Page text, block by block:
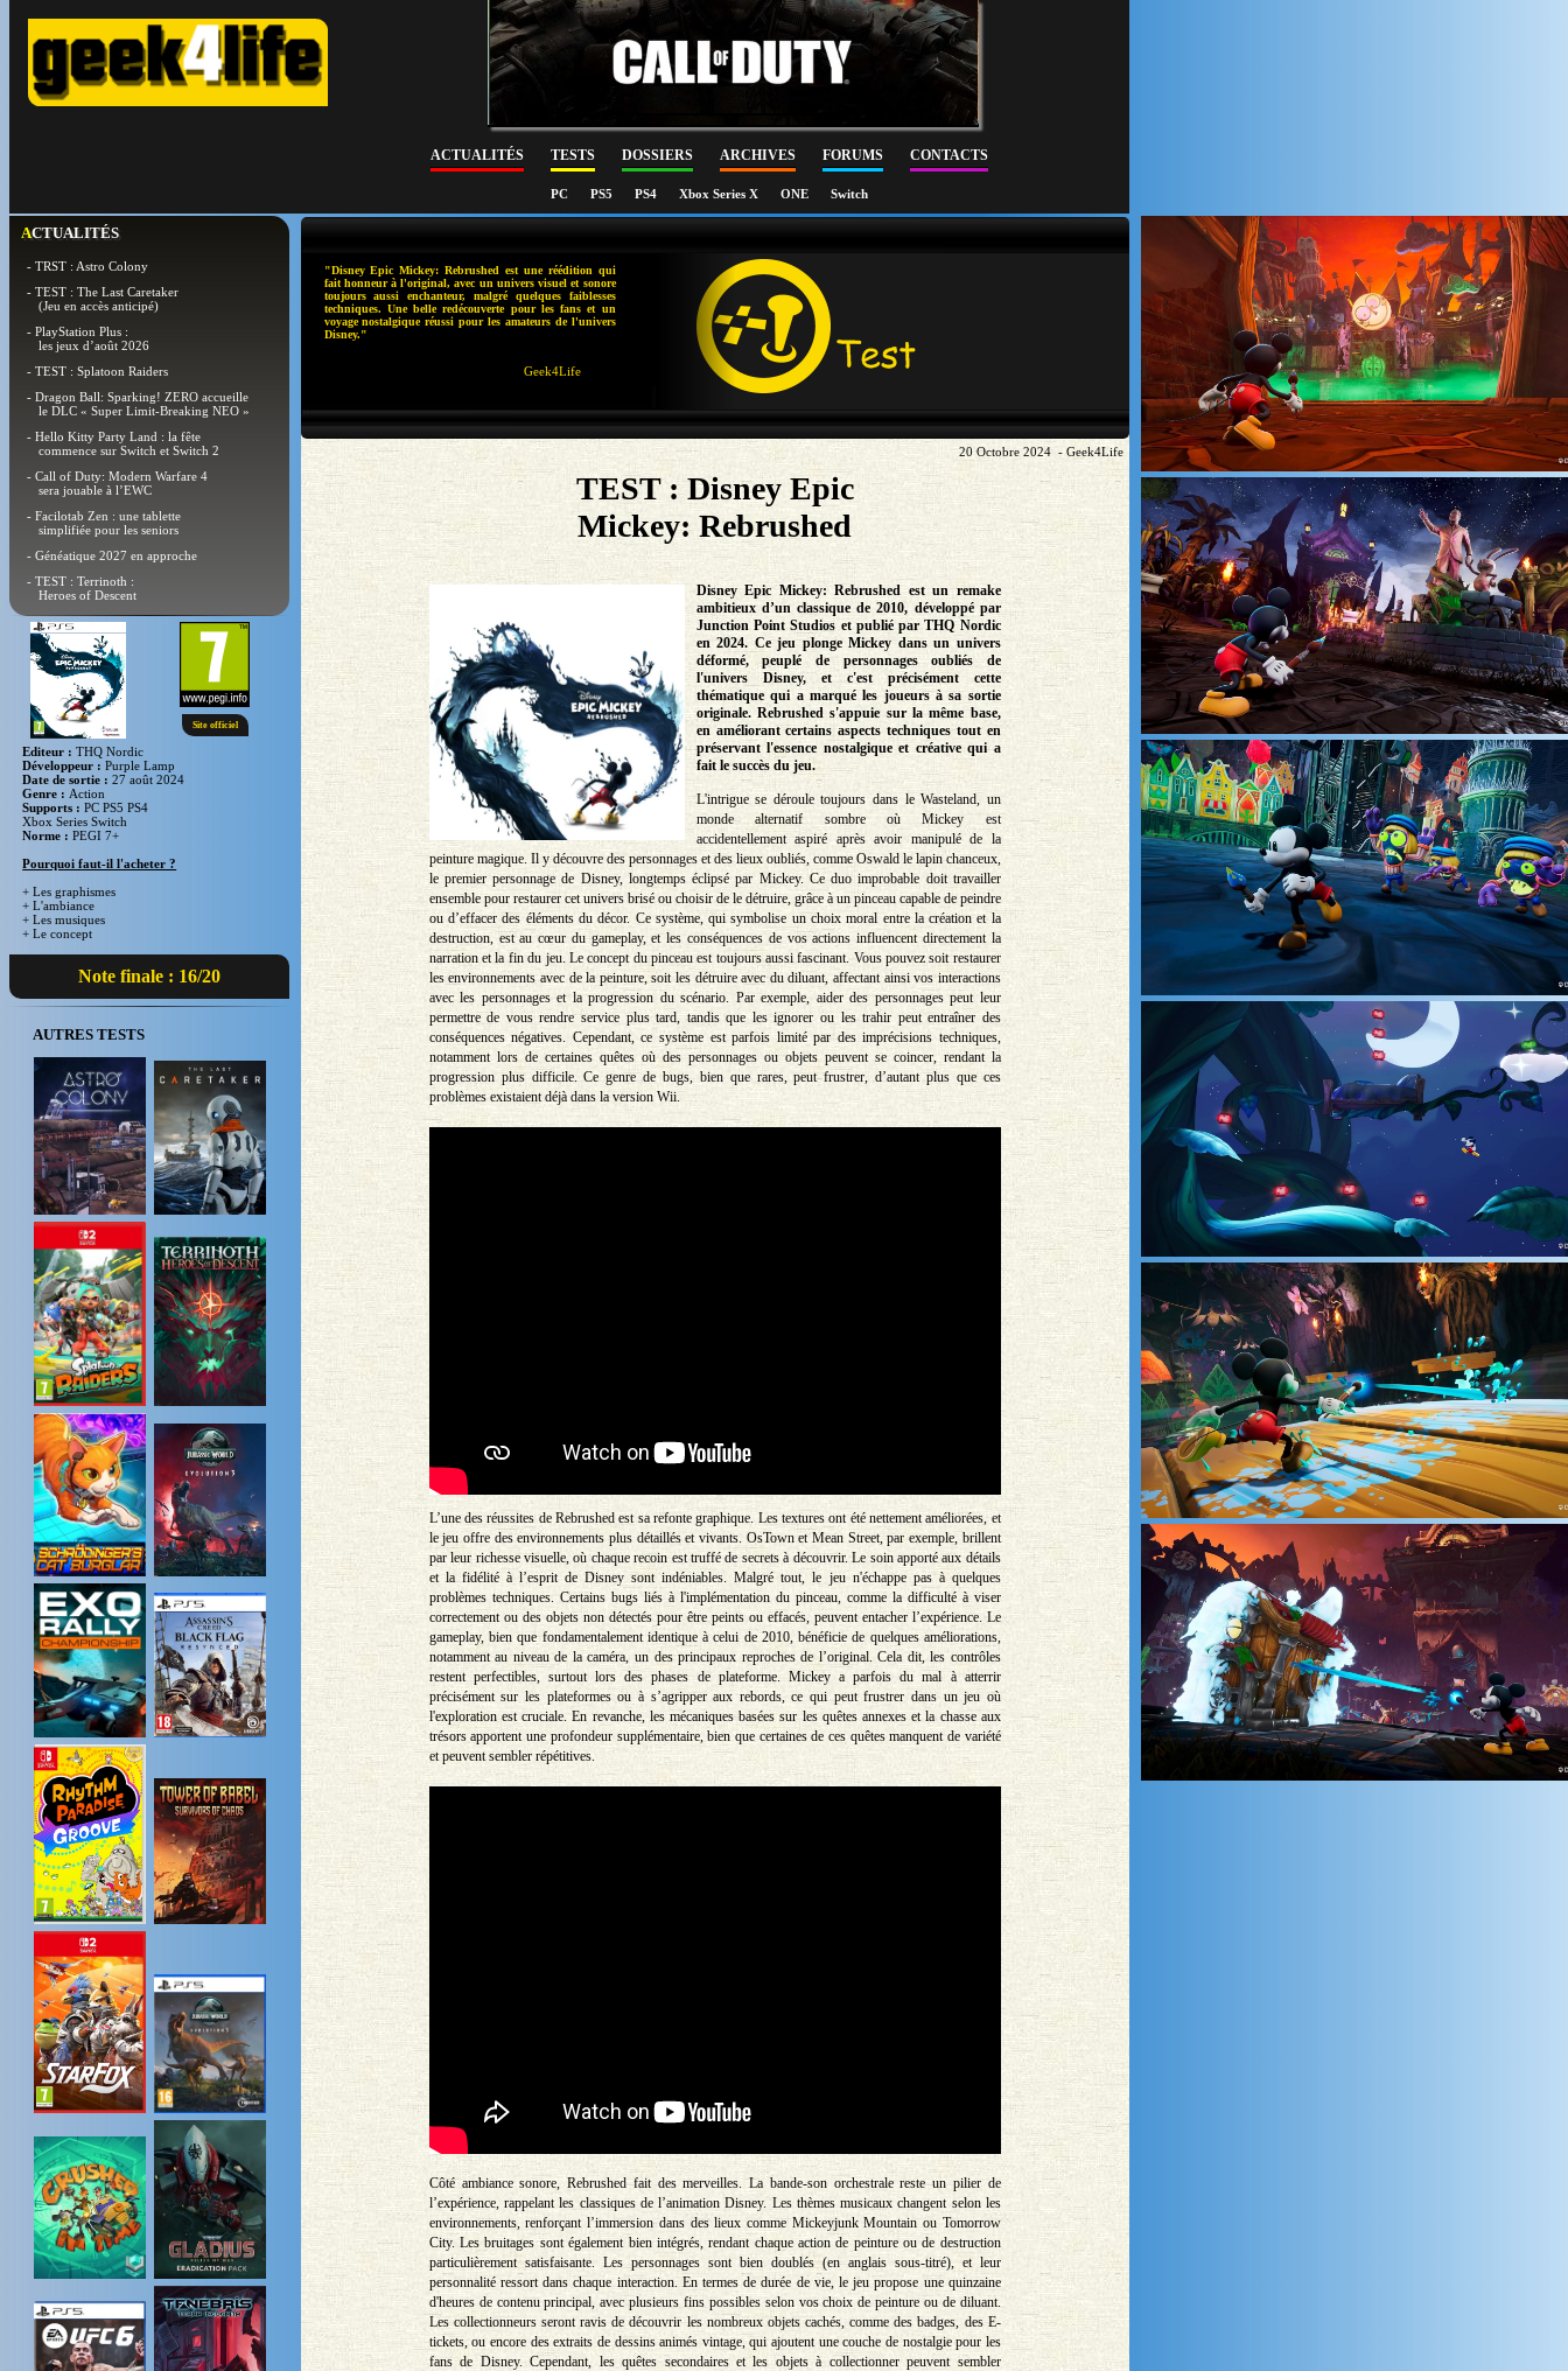
ACTUALITÉS TESTS DOSSIERS ARCHIVES FORUMS CONTACTS
PC PS5 PS4 Xbox Series X ONE Switch
ACTUALITÉS
- TRST : Astro Colony
- TEST : The Last Caretaker
(Jeu en accès anticipé)
- PlayStation Plus :
les jeux d’août 2026
- TEST : Splatoon Raiders
- Dragon Ball: Sparking! ZERO accueille
le DLC « Super Limit-Breaking NEO »
- Hello Kitty Party Land : la fête
commence sur Switch et Switch 2
- Call of Duty: Modern Warfare 4
sera jouable à l’EWC
- Facilotab Zen : une tablette
simplifiée pour les seniors
- Généatique 2027 en approche
- TEST : Terrinoth :
Heroes of Descent
Site officiel
Editeur :THQ Nordic
Développeur :Purple Lamp
Date de sortie :27 août 2024
Genre : Action
Supports :PC PS5 PS4
Xbox Series Switch
Norme :PEGI 7+
Pourquoi faut-il l'acheter ?
+ Les graphismes
+ L'ambiance
+ Les musiques
+ Le concept
Note finale : 16/20
AUTRES TESTS
"Disney Epic Mickey: Rebrushed est une réédition qui
fait honneur à l'original, avec un univers visuel et sonore
toujours aussi enchanteur, malgré quelques faiblesses
techniques. Une belle redécouverte pour les fans et un
voyage nostalgique réussi pour les amateurs de l'univers
Disney."
Geek4Life
20 Octobre 2024 - Geek4Life
TEST : Disney Epic
Mickey: Rebrushed
Disney Epic Mickey: Rebrushed est un remake
ambitieux d’un classique de 2010, développé par
Junction Point Studios et publié par THQ Nordic
en 2024. Ce jeu plonge Mickey dans un univers
déformé, peuplé de personnages oubliés de
l'univers Disney, et c'est précisément cette
thématique qui a marqué les joueurs à sa sortie
originale. Rebrushed s'appuie sur la même base,
en améliorant certains aspects techniques tout en
préservant l'essence nostalgique et créative qui a
fait le succès du jeu.
L'intrigue se déroule toujours dans le Wasteland, un
monde alternatif sombre où Mickey est
accidentellement aspiré après avoir manipulé de la
peinture magique. Il y découvre des personnages et des lieux oubliés, comme Oswald le lapin chanceux,
le premier personnage de Disney, longtemps éclipsé par Mickey. Ce duo improbable doit travailler
ensemble pour restaurer cet univers brisé ou choisir de le détruire, grâce à un pinceau capable de peindre
ou d’effacer des éléments du décor. Ce système, qui symbolise un choix moral entre la création et la
destruction, est au cœur du gameplay, et les conséquences de vos actions influencent directement la
narration et la fin du jeu. Le concept du pinceau est toujours aussi fascinant. Vous pouvez soit restaurer
les environnements avec de la peinture, soit les détruire avec du diluant, affectant ainsi vos interactions
avec les personnages et la progression du scénario. Par exemple, aider des personnages peut leur
permettre de vous rendre service plus tard, tandis que les ignorer ou les trahir peut entraîner des
conséquences négatives. Cependant, ce système est parfois limité par des imprécisions techniques,
notamment lors de certaines quêtes où des personnages ou objets peuvent se coincer, rendant la
progression plus difficile. Ce genre de bugs, bien que rares, peut frustrer, d’autant plus que ces
problèmes existaient déjà dans la version Wii.
L’une des réussites de Rebrushed est sa refonte graphique. Les textures ont été nettement améliorées, et
le jeu offre des environnements plus détaillés et vivants. OsTown et Mean Street, par exemple, brillent
par leur richesse visuelle, où chaque recoin est truffé de secrets à découvrir. Le soin apporté aux détails
et la fidélité à l’esprit de Disney sont indéniables. Malgré tout, le jeu n'échappe pas à quelques
problèmes techniques. Certains bugs liés à l'implémentation du pinceau, comme la difficulté à viser
correctement ou des objets non détectés pour être peints ou effacés, peuvent entacher l’expérience. Le
gameplay, bien que fondamentalement identique à celui de 2010, bénéficie de quelques améliorations,
notamment au niveau de la caméra, un des principaux reproches de l’original. Cela dit, les contrôles
restent perfectibles, surtout lors des phases de plateforme. Mickey a parfois du mal à atterrir
précisément sur les plateformes ou à s’agripper aux rebords, ce qui peut frustrer dans un jeu où
l'exploration est cruciale. En revanche, les mécaniques basées sur les quêtes annexes et la chasse aux
trésors apportent une profondeur supplémentaire, bien que certaines de ces quêtes manquent de variété
et peuvent sembler répétitives.
Côté ambiance sonore, Rebrushed fait des merveilles. La bande-son orchestrale reste un pilier de
l’expérience, rappelant les classiques de l’animation Disney. Les thèmes musicaux changent selon les
environnements, renforçant l’immersion dans des lieux comme Mickeyjunk Mountain ou Tomorrow
City. Les bruitages sont également bien intégrés, rendant chaque action de peinture ou de destruction
particulièrement satisfaisante. Les personnages sont bien doublés (en anglais sous-titré), et leur
personnalité ressort dans chaque interaction. En termes de durée de vie, le jeu propose une quinzaine
d'heures de contenu principal, avec plusieurs fins possibles selon vos choix de peinture ou de diluant.
Les collectionneurs seront ravis de découvrir les nombreux objets cachés, comme des badges, des E-
tickets, ou encore des extraits de dessins animés vintage, qui ajoutent une couche de nostalgie pour les
fans de Disney. Cependant, les quêtes secondaires et les objets à collectionner peuvent sembler